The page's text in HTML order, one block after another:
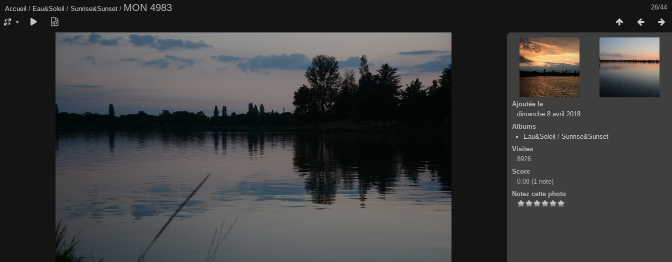
26/44
Accueil / Eau&Soleil / Sunrise&Sunset / MON 4983
Ajoutée le
dimanche 8 avril 2018
Albums
Eau&Soleil / Sunrise&Sunset
Visites
8926
Score
0.08 (1 note)
Notez cette photo